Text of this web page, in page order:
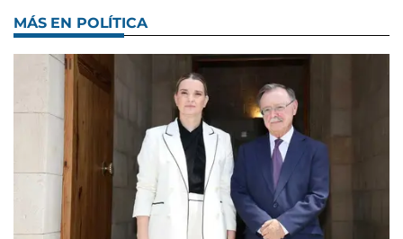
MÁS EN POLÍTICA